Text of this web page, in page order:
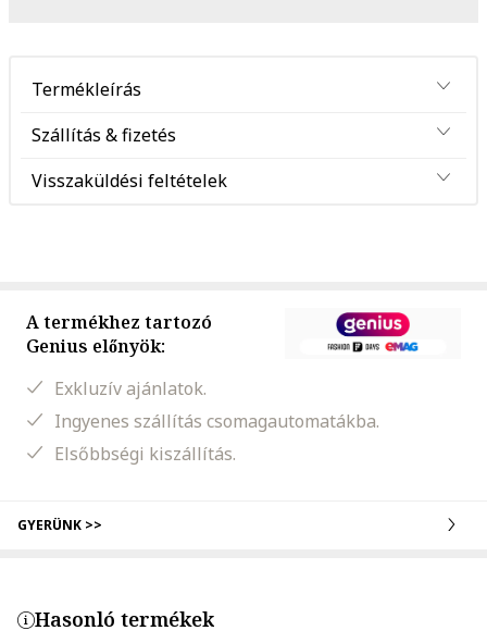
Termékleírás
Szállítás & fizetés
Visszaküldési feltételek
A termékhez tartozó
Genius előnyök:
Exkluzív ajánlatok.
Ingyenes szállítás csomagautomatákba.
Elsőbbségi kiszállítás.
GYERÜNK >>
Hasonló termékek